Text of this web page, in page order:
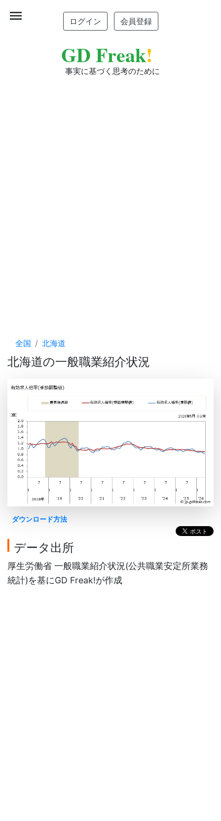
ログイン 会員登録
GD Freak!
事実に基づく思考のために
menu
全国 北海道
北海道の一般職業紹介状況
ダウンロード方法
データ出所
厚生労働省 一般職業紹介状況(公共職業安定所業務
統計)を基にGD Freak!が作成